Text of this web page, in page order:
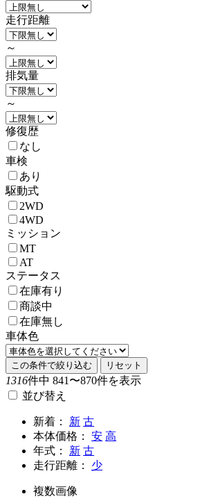
走行距離
～
排気量
～
修復歴
なし
車検
あり
駆動式
2WD
4WD
ミッション
MT
AT
ステータス
在庫有り
商談中
在庫無し
車体色
この条件で絞り込む リセット
1316件中 841〜870件を表示
並び替え
新着： 新 古
本体価格： 安 高
年式： 新 古
走行距離： 少
複数画像